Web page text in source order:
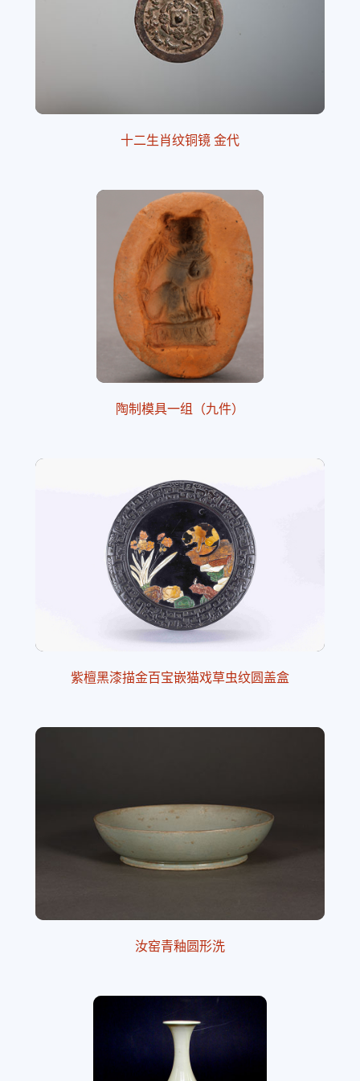
十二生肖纹铜镜 金代
陶制模具一组（九件）
紫檀黑漆描金百宝嵌猫戏草虫纹圆盖盒
汝窑青釉圆形洗